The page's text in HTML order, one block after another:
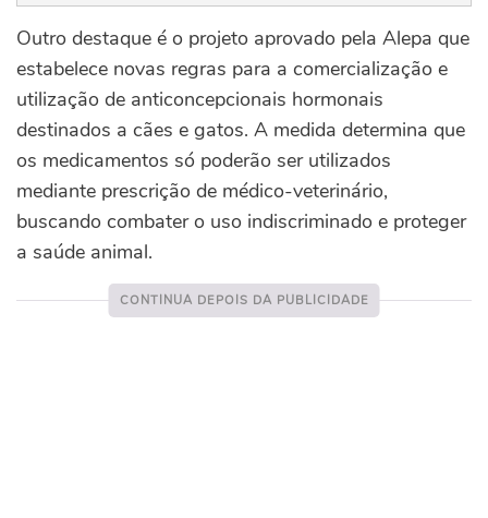
Outro destaque é o projeto aprovado pela Alepa que
estabelece novas regras para a comercialização e
utilização de anticoncepcionais hormonais
destinados a cães e gatos. A medida determina que
os medicamentos só poderão ser utilizados
mediante prescrição de médico-veterinário,
buscando combater o uso indiscriminado e proteger
a saúde animal.